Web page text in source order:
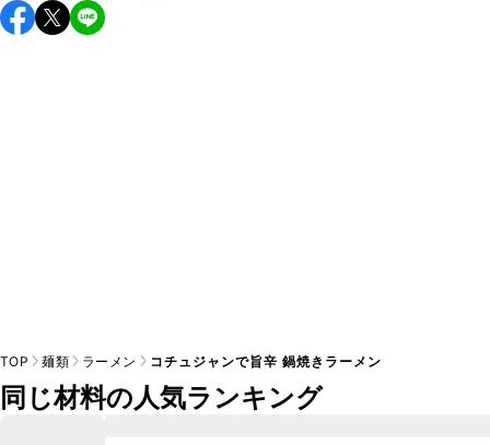
A
ンの味付けとして使用している場合は省くと味がぼやける可
能性があるため、
TOP 麺類 ラーメン コチュジャンで旨辛 鍋焼きラーメン
同じ材料の人気ランキング